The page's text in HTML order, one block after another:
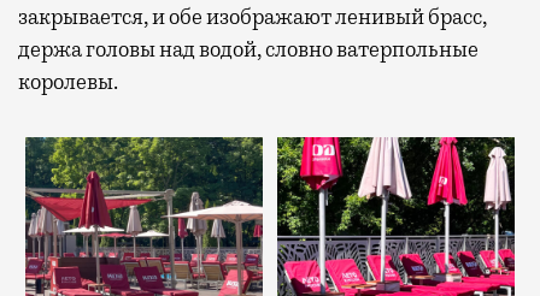
закрывается, и обе изображают ленивый брасс,
держа головы над водой, словно ватерпольные
королевы.